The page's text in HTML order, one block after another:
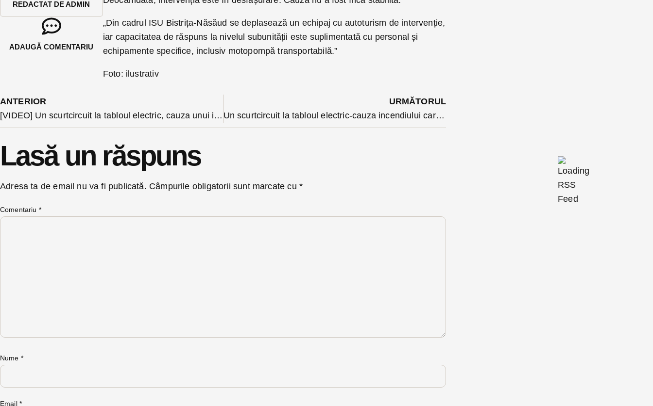
REDACTAT DE ADMIN
ADAUGĂ COMENTARIU
„Din cadrul ISU Bistrița-Năsăud se deplasează un echipaj cu autoturism de intervenție,
iar capacitatea de răspuns la nivelul subunității este suplimentată cu personal și
echipamente specifice, inclusiv motopompă transportabilă.”
Foto: ilustrativ
ANTERIOR
[VIDEO] Un scurtcircuit la tabloul electric, cauza unui incendiu care a distrus mansarda unei case din Bistrița
URMĂTORUL
Un scurtcircuit la tabloul electric-cauza incendiului care a afectat astăzi o hală de lemn din Tureac. E al doilea incident similar în 24 de ore
Lasă un răspuns
Adresa ta de email nu va fi publicată. Câmpurile obligatorii sunt marcate cu *
Comentariu *
Nume *
Email *